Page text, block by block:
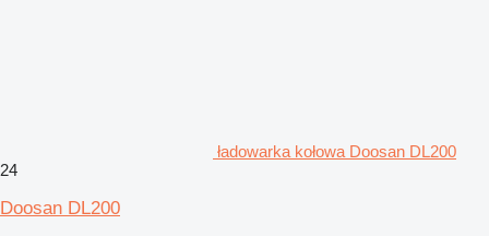
ładowarka kołowa Doosan DL200
24
Doosan DL200